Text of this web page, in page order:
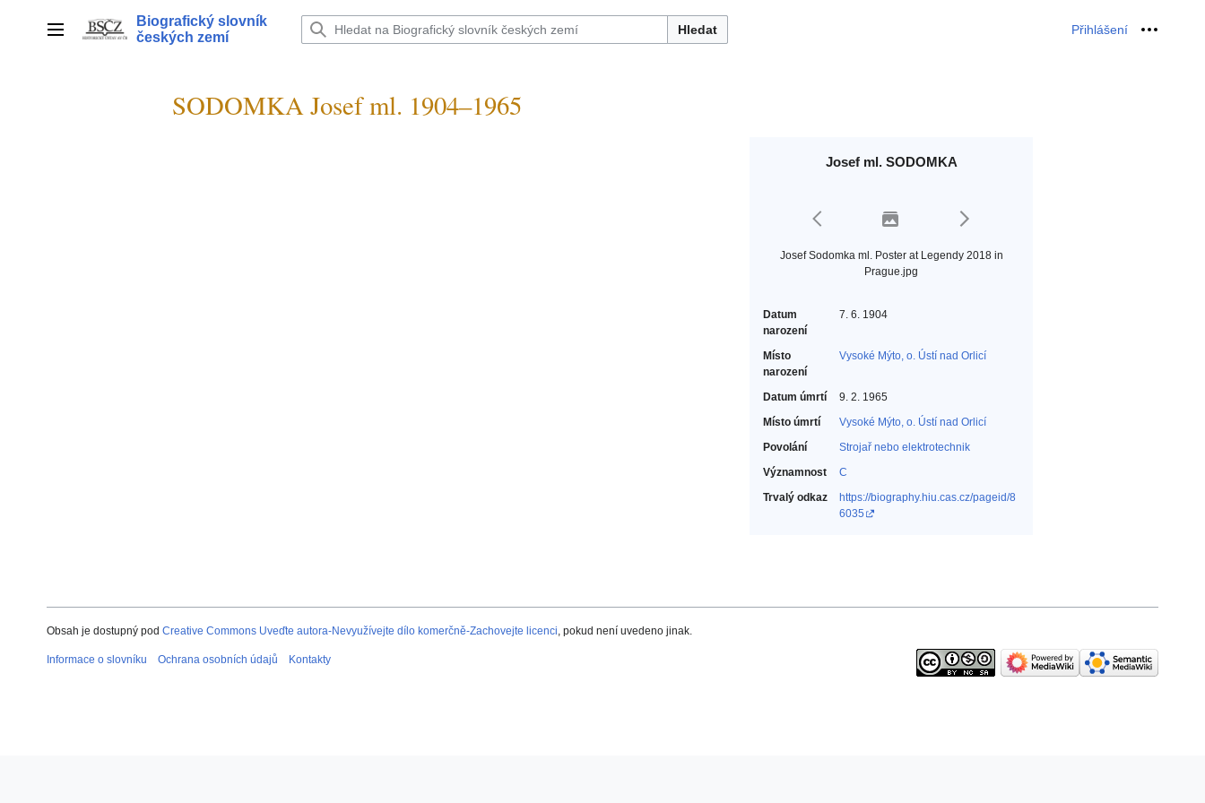
Hlavní menu
Biografický slovník
českých zemí
Hledat Přihlášení Osobní
SODOMKA Josef ml. 1904–1965
Josef ml. SODOMKA
Josef Sodomka ml. Poster at Legendy 2018 in
Prague.jpg
Datum
narození
7. 6. 1904
Místo
narození
Vysoké Mýto, o. Ústí nad Orlicí
Datum úmrtí
9. 2. 1965
Místo úmrtí
Vysoké Mýto, o. Ústí nad Orlicí
Povolání
Strojař nebo elektrotechnik‎
Významnost
C
Trvalý odkaz
https://biography.hiu.cas.cz/pageid/8
6035
Obsah je dostupný pod Creative Commons Uveďte autora-Nevyužívejte dílo komerčně-Zachovejte licenci, pokud není uvedeno jinak.
Informace o slovníku Ochrana osobních údajů Kontakty